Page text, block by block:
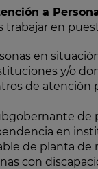
a
trabajar en
en
y/o
de atención
de
en
de planta de
con